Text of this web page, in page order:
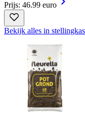
Prijs: 46.99 euro
Bekijk alles in